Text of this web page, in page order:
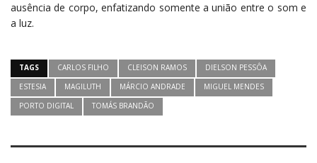
ausência de corpo, enfatizando somente a união entre o som e
a luz.
TAGS CARLOS FILHO CLEISON RAMOS
DIELSON PESSÔA
ESTESIA
MAGILUTH MÁRCIO ANDRADE
MIGUEL MENDES
PORTO DIGITAL
TOMÁS BRANDÃO